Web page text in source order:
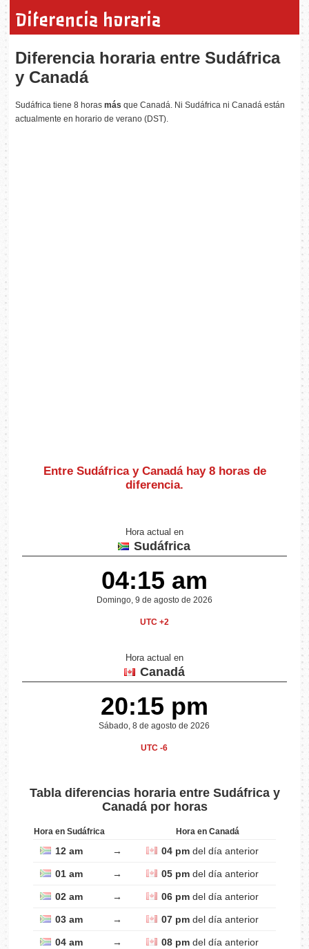
Diferencia horaria
Diferencia horaria entre Sudáfrica
y Canadá
Sudáfrica tiene 8 horasmás que Canadá. Ni Sudáfrica ni Canadá están
actualmente en horario de verano (DST).
Entre Sudáfrica y Canadá hay 8 horas de
diferencia.
Hora actual en
Sudáfrica
04:15 am
Domingo, 9 de agosto de 2026
UTC +2
Hora actual en
Canadá
20:15 pm
Sábado, 8 de agosto de 2026
UTC -6
Tabla diferencias horaria entre Sudáfrica y
Canadá por horas
Hora en Sudáfrica Hora en Canadá
12 am → 04 pm del día anterior
01 am → 05 pm del día anterior
02 am → 06 pm del día anterior
03 am → 07 pm del día anterior
04 am → 08 pm del día anterior